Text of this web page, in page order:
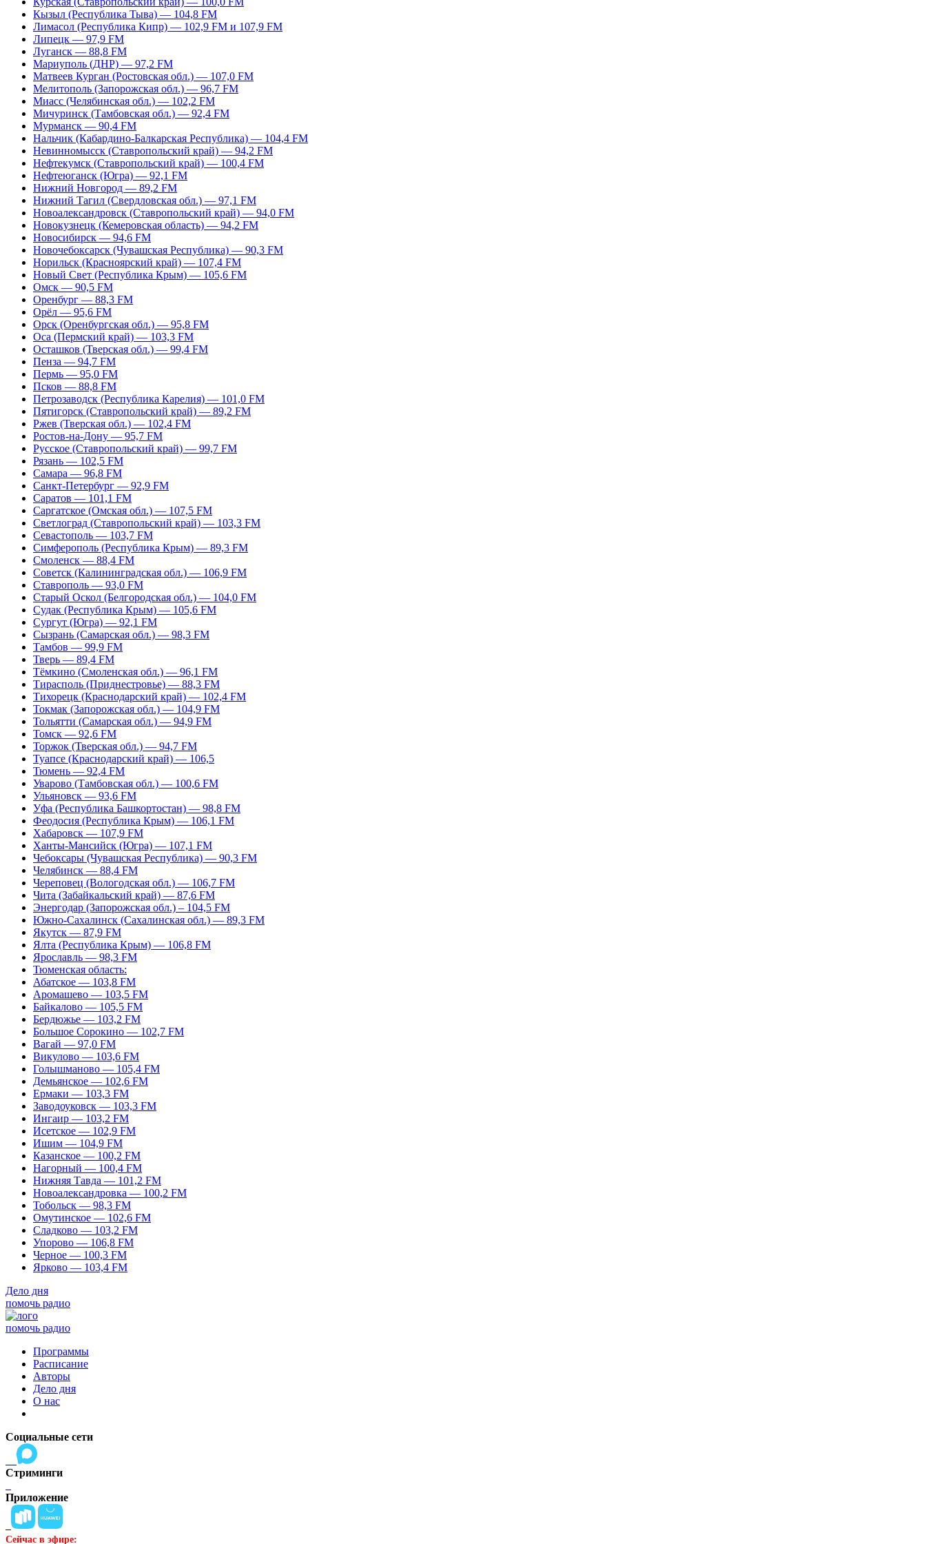
Кызыл (Республика Тыва) — 104,8 FM
Лимасол (Республика Кипр) — 102,9 FM и 107,9 FM
Липецк — 97,9 FM
Луганск — 88,8 FM
Мариуполь (ДНР) — 97,2 FM
Матвеев Курган (Ростовская обл.) — 107,0 FM
Мелитополь (Запорожская обл.) — 96,7 FM
Миасс (Челябинская обл.) — 102,2 FM
Мичуринск (Тамбовская обл.) — 92,4 FM
Мурманск — 90,4 FM
Нальчик (Кабардино-Балкарская Республика) — 104,4 FM
Невинномысск (Ставропольский край) — 94,2 FM
Нефтекумск (Ставропольский край) — 100,4 FM
Нефтеюганск (Югра) — 92,1 FM
Нижний Новгород — 89,2 FM
Нижний Тагил (Свердловская обл.) — 97,1 FM
Новоалександровск (Ставропольский край) — 94,0 FM
Новокузнецк (Кемеровская область) — 94,2 FM
Новосибирск — 94,6 FM
Новочебоксарск (Чувашская Республика) — 90,3 FM
Норильск (Красноярский край) — 107,4 FM
Новый Свет (Республика Крым) — 105,6 FM
Омск — 90,5 FM
Оренбург — 88,3 FM
Орёл — 95,6 FM
Орск (Оренбургская обл.) — 95,8 FM
Оса (Пермский край) — 103,3 FM
Осташков (Тверская обл.) — 99,4 FM
Пенза — 94,7 FM
Пермь — 95,0 FM
Псков — 88,8 FM
Петрозаводск (Республика Карелия) — 101,0 FM
Пятигорск (Ставропольский край) — 89,2 FM
Ржев (Тверская обл.) — 102,4 FM
Ростов-на-Дону — 95,7 FM
Русское (Ставропольский край) — 99,7 FM
Рязань — 102,5 FM
Самара — 96,8 FM
Санкт-Петербург — 92,9 FM
Саратов — 101,1 FM
Саргатское (Омская обл.) — 107,5 FM
Светлоград (Ставропольский край) — 103,3 FM
Севастополь — 103,7 FM
Симферополь (Республика Крым) — 89,3 FM
Смоленск — 88,4 FM
Советск (Калининградская обл.) — 106,9 FM
Ставрополь — 93,0 FM
Старый Оскол (Белгородская обл.) — 104,0 FM
Судак (Республика Крым) — 105,6 FM
Сургут (Югра) — 92,1 FM
Сызрань (Самарская обл.) — 98,3 FM
Тамбов — 99,9 FM
Тверь — 89,4 FM
Тёмкино (Смоленская обл.) — 96,1 FM
Тирасполь (Приднестровье) — 88,3 FM
Тихорецк (Краснодарский край) — 102,4 FM
Токмак (Запорожская обл.) — 104,9 FM
Тольятти (Самарская обл.) — 94,9 FM
Томск — 92,6 FM
Торжок (Тверская обл.) — 94,7 FM
Туапсе (Краснодарский край) — 106,5
Тюмень — 92,4 FM
Уварово (Тамбовская обл.) — 100,6 FM
Ульяновск — 93,6 FM
Уфа (Республика Башкортостан) — 98,8 FM
Феодосия (Республика Крым) — 106,1 FM
Хабаровск — 107,9 FM
Ханты-Мансийск (Югра) — 107,1 FM
Чебоксары (Чувашская Республика) — 90,3 FM
Челябинск — 88,4 FM
Череповец (Вологодская обл.) — 106,7 FM
Чита (Забайкальский край) — 87,6 FM
Энергодар (Запорожская обл.) – 104,5 FM
Южно-Сахалинск (Сахалинская обл.) — 89,3 FM
Якутск — 87,9 FM
Ялта (Республика Крым) — 106,8 FM
Ярославль — 98,3 FM
Тюменская область:
Абатское — 103,8 FM
Аромашево — 103,5 FM
Байкалово — 105,5 FM
Бердюжье — 103,2 FM
Большое Сорокино — 102,7 FM
Вагай — 97,0 FM
Викулово — 103,6 FM
Голышманово — 105,4 FM
Демьянское — 102,6 FM
Ермаки — 103,3 FM
Заводоуковск — 103,3 FM
Ингаир — 103,2 FM
Исетское — 102,9 FM
Ишим — 104,9 FM
Казанское — 100,2 FM
Нагорный — 100,4 FM
Нижняя Тавда — 101,2 FM
Новоалександровка — 100,2 FM
Тобольск — 98,3 FM
Омутинское — 102,6 FM
Сладково — 103,2 FM
Упорово — 106,8 FM
Черное — 100,3 FM
Ярково — 103,4 FM
Дело дня
помочь радио
помочь радио
Программы
Расписание
Авторы
Дело дня
О нас
Социальные сети
Стриминги
Приложение
Сейчас в эфире: